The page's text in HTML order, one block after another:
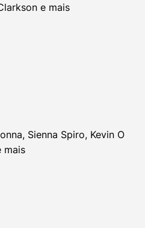
e mais
Sienna Spiro, Kevin O
mais